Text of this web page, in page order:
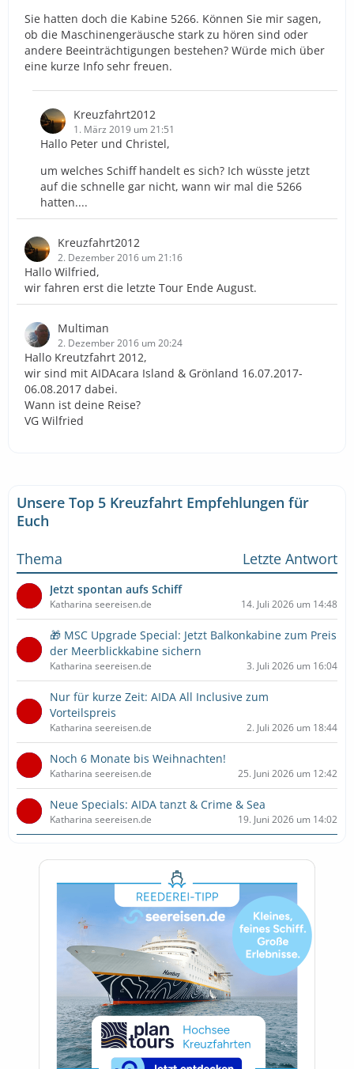
Sie hatten doch die Kabine 5266. Können Sie mir sagen,
ob die Maschinengeräusche stark zu hören sind oder
andere Beeinträchtigungen bestehen? Würde mich über
eine kurze Info sehr freuen.
Kreuzfahrt2012
1. März 2019 um 21:51
Hallo Peter und Christel,
um welches Schiff handelt es sich? Ich wüsste jetzt
auf die schnelle gar nicht, wann wir mal die 5266
hatten....
Kreuzfahrt2012
2. Dezember 2016 um 21:16
Hallo Wilfried,
wir fahren erst die letzte Tour Ende August.
Multiman
2. Dezember 2016 um 20:24
Hallo Kreutzfahrt 2012,
wir sind mit AIDAcara Island & Grönland 16.07.2017-
06.08.2017 dabei.
Wann ist deine Reise?
VG Wilfried
Unsere Top 5 Kreuzfahrt Empfehlungen für
Euch
Thema
Letzte Antwort
Jetzt spontan aufs Schiff
Katharina seereisen.de 14. Juli 2026 um 14:48
🎁 MSC Upgrade Special: Jetzt Balkonkabine zum Preis
der Meerblickkabine sichern
Katharina seereisen.de 3. Juli 2026 um 16:04
Nur für kurze Zeit: AIDA All Inclusive zum
Vorteilspreis
Katharina seereisen.de 2. Juli 2026 um 18:44
Noch 6 Monate bis Weihnachten!
Katharina seereisen.de 25. Juni 2026 um 12:42
Neue Specials: AIDA tanzt & Crime & Sea
Katharina seereisen.de 19. Juni 2026 um 14:02